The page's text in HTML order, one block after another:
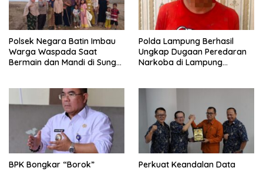
Polsek Negara Batin Imbau
Warga Waspada Saat
Bermain dan Mandi di Sungai
Polda Lampung Berhasil
Ungkap Dugaan Peredaran
Narkoba di Lampung
BPK Bongkar “Borok”
Perkuat Keandalan Data